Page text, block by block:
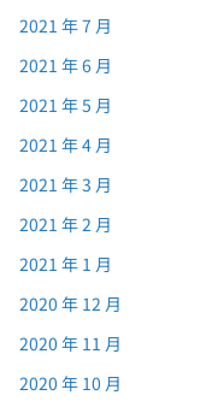
2021 年 7 月
2021 年 6 月
2021 年 5 月
2021 年 4 月
2021 年 3 月
2021 年 2 月
2021 年 1 月
2020 年 12 月
2020 年 11 月
2020 年 10 月